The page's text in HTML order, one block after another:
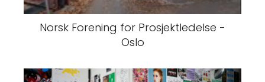
Norsk Forening for Prosjektledelse -
Oslo